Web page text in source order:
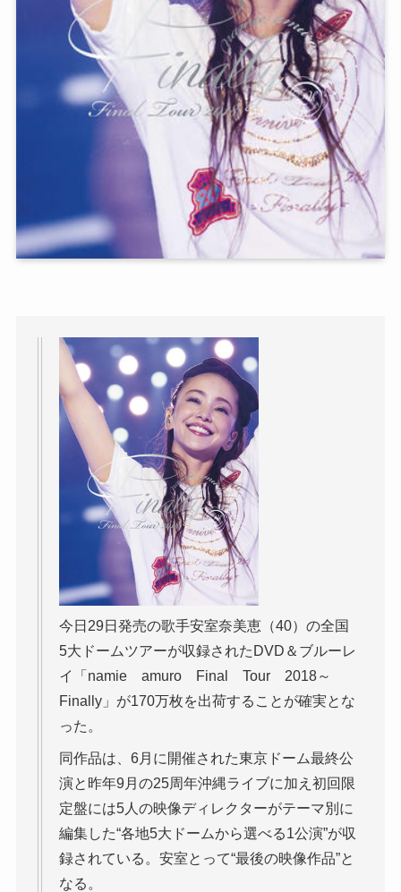
今日29日発売の歌手安室奈美恵（40）の全国
5大ドームツアーが収録されたDVD＆ブルーレ
イ「namie amuro Final Tour 2018～
Finally」が170万枚を出荷することが確実とな
った。
同作品は、6月に開催された東京ドーム最終公
演と昨年9月の25周年沖縄ライブに加え初回限
定盤には5人の映像ディレクターがテーマ別に
編集した“各地5大ドームから選べる1公演”が収
録されている。安室とって“最後の映像作品”と
なる。